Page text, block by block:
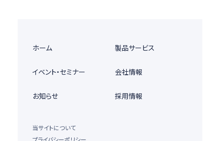
ホーム 製品サービス
イベント・セミナー 会社情報
お知らせ 採用情報
当サイトについて
プライバシーポリシー